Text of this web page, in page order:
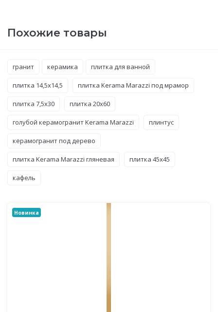
Похожие товары
гранит керамика плитка для ванной
плитка 14,5x14,5 плитка Kerama Marazzi под мрамор
плитка 7,5x30 плитка 20x60
голубой керамогранит Kerama Marazzi плинтус
керамогранит под дерево
плитка Kerama Marazzi гляневая плитка 45x45
кафель
Новинка